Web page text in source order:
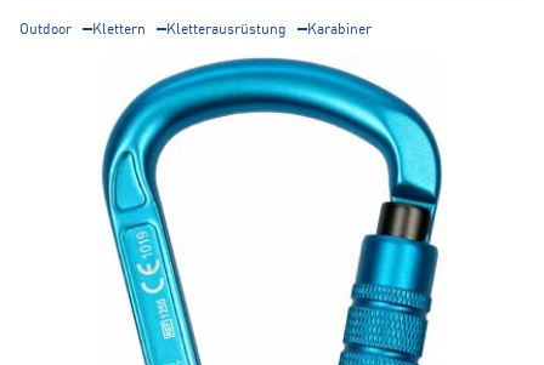
Outdoor Klettern Kletterausrüstung Karabiner